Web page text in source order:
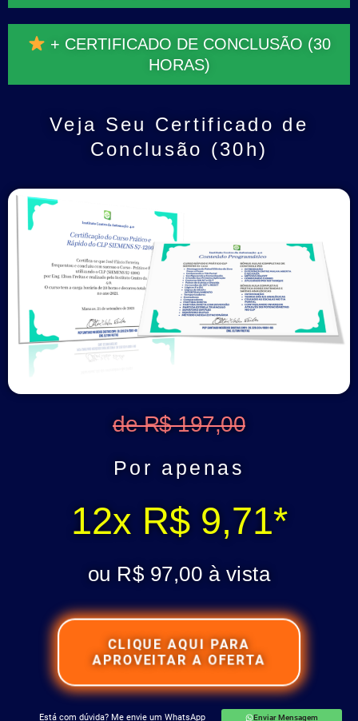
+ CERTIFICADO DE CONCLUSÃO (30
HORAS)
Veja Seu Certificado de
Conclusão (30h)
de R$ 197,00
Por apenas
12x R$ 9,71*
ou R$ 97,00 à vista
CLIQUE AQUI PARA
APROVEITAR A OFERTA
Está com dúvida? Me envie um WhatsApp Enviar Mensagem